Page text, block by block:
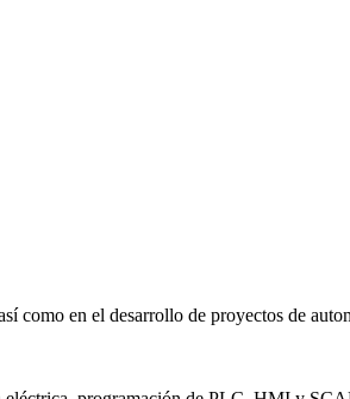
como en el desarrollo de proyectos de